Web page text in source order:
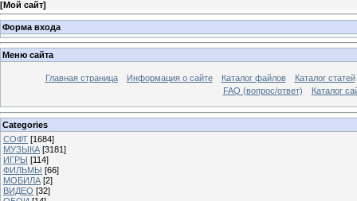
[Мой сайт]
Форма входа
Меню сайта
Главная страница Информация о сайте Каталог файлов
Каталог статей
FAQ (вопрос/ответ)
Каталог
Categories
СОФТ [1684]
МУЗЫКА [3181]
ИГРЫ [114]
ФИЛЬМЫ [66]
МОБИЛА [2]
ВИДЕО [32]